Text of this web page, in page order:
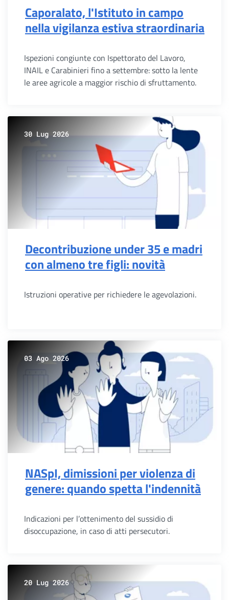
Caporalato, l'Istituto in campo
nella vigilanza estiva straordinaria
Ispezioni congiunte con Ispettorato del Lavoro,
INAIL e Carabinieri fino a settembre: sotto la lente
le aree agricole a maggior rischio di sfruttamento.
30 Lug 2026
Decontribuzione under 35 e madri
con almeno tre figli: novità
Istruzioni operative per richiedere le agevolazioni.
03 Ago 2026
NASpI, dimissioni per violenza di
genere: quando spetta l'indennità
Indicazioni per l’ottenimento del sussidio di
disoccupazione, in caso di atti persecutori.
20 Lug 2026